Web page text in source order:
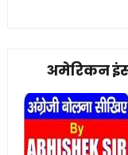
अमेरिकन